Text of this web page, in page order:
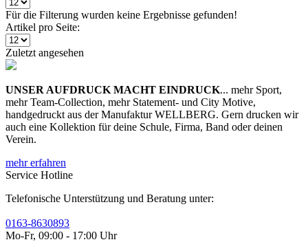
Für die Filterung wurden keine Ergebnisse gefunden!
Artikel pro Seite:
Zuletzt angesehen
UNSER AUFDRUCK MACHT EINDRUCK... mehr Sport,
mehr Team-Collection, mehr Statement- und City Motive,
handgedruckt aus der Manufaktur WELLBERG. Gern drucken wir
auch eine Kollektion für deine Schule, Firma, Band oder deinen
Verein.
mehr erfahren
Service Hotline
Telefonische Unterstützung und Beratung unter:
0163-8630893
Mo-Fr, 09:00 - 17:00 Uhr